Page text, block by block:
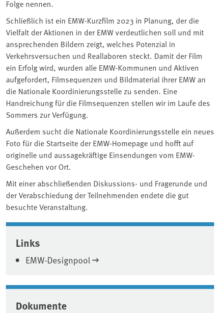
Folge nennen.
Schließlich ist ein EMW-Kurzfilm 2023 in Planung, der die
Vielfalt der Aktionen in der EMW verdeutlichen soll und mit
ansprechenden Bildern zeigt, welches Potenzial in
Verkehrsversuchen und Reallaboren steckt. Damit der Film
ein Erfolg wird, wurden alle EMW-Kommunen und Aktiven
aufgefordert, Filmsequenzen und Bildmaterial ihrer EMW an
die Nationale Koordinierungsstelle zu senden. Eine
Handreichung für die Filmsequenzen stellen wir im Laufe des
Sommers zur Verfügung.
Außerdem sucht die Nationale Koordinierungsstelle ein neues
Foto für die Startseite der EMW-Homepage und hofft auf
originelle und aussagekräftige Einsendungen vom EMW-
Geschehen vor Ort.
Mit einer abschließenden Diskussions- und Fragerunde und
der Verabschiedung der Teilnehmenden endete die gut
besuchte Veranstaltung.
Associated content
Links
EMW-Designpool
Dokumente